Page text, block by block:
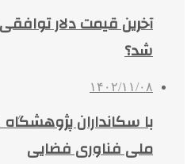
آخرین قیمت دلار
شد؟
۱۴۰۲/۱۱/۰۸
با سکانداران
ملی فناوری فضایی